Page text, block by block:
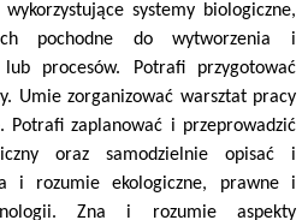
systemy biologiczne,
pochodne do wytworzenia i
procesów. Potrafi przygotować
Umie zorganizować warsztat pracy
Potrafi zaplanować i przeprowadzić
oraz samodzielnie opisać i
i rozumie ekologiczne, prawne i
Zna i rozumie aspekty